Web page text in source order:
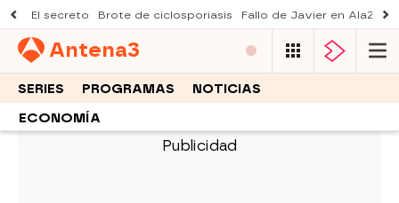
El secreto Brote de ciclosporiasis Fallo de Javier en AlaZ
Antena3
SERIES PROGRAMAS NOTICIAS
ECONOMÍA